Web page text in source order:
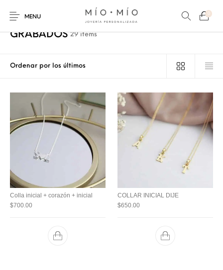
MENU
0
Nuevos Productos
COLLARES
PERSONALIZADOS
PULSERAS
PERSONALIZADAS
PARA MAMÁ PARA PAPÁ
PARA PAREJAS
ANILLOS
Inicio / Tienda COLLARES PERSONALIZADOS / GRABADOS Página 4
GRABADOS29 items
Colla inicial + corazón + inicial
$700.00
COLLAR INICIAL DIJE
$650.00